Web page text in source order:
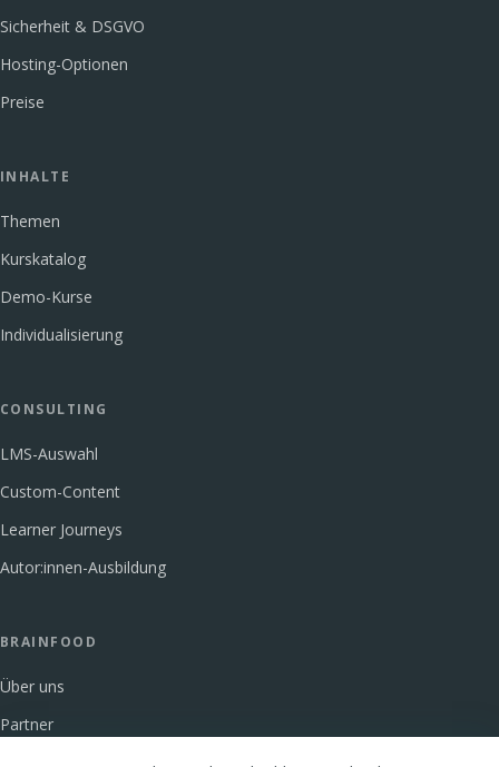
Sicherheit & DSGVO
Hosting-Optionen
Preise
INHALTE
Themen
Kurskatalog
Demo-Kurse
Individualisierung
CONSULTING
LMS-Auswahl
Custom-Content
Learner Journeys
Autor:innen-Ausbildung
BRAINFOOD
Über uns
Partner